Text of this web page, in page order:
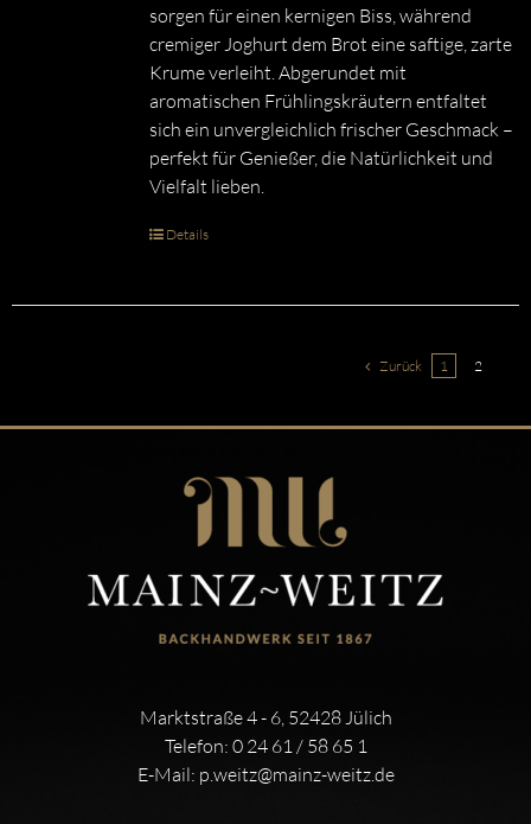
sorgen für einen kernigen Biss, während
cremiger Joghurt dem Brot eine saftige, zarte
Krume verleiht. Abgerundet mit
aromatischen Frühlingskräutern entfaltet
sich ein unvergleichlich frischer Geschmack –
perfekt für Genießer, die Natürlichkeit und
Vielfalt lieben.
Details
Zurück 1 2
Marktstraße 4 - 6, 52428 Jülich
Telefon: 0 24 61 / 58 65 1
E-Mail: p.weitz@mainz-weitz.de